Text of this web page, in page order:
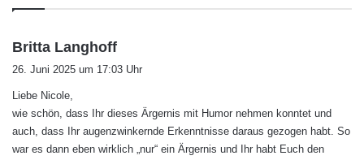
Britta Langhoff
a
:
26. Juni 2025 um 17:03 Uhr
Liebe Nicole,
wie schön, dass Ihr dieses Ärgernis mit Humor nehmen konntet und
auch, dass Ihr augenzwinkernde Erkenntnisse daraus gezogen habt. So
war es dann eben wirklich „nur“ ein Ärgernis und Ihr habt Euch den